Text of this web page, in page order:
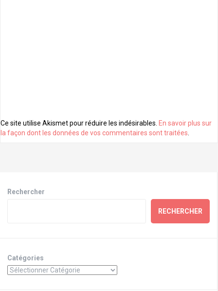
Ce site utilise Akismet pour réduire les indésirables. En savoir plus sur
la façon dont les données de vos commentaires sont traitées
Rechercher
RECHERCHER
Catégories